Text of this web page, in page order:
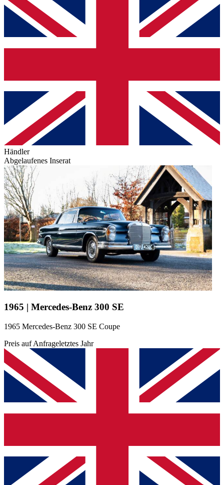
Händler
Abgelaufenes Inserat
1965 | Mercedes-Benz 300 SE
1965 Mercedes-Benz 300 SE Coupe
Preis auf Anfrageletztes Jahr